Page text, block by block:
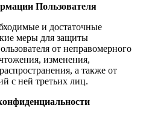
Пользователя
и достаточные
меры для защиты
от неправомерного
изменения,
а также от
с ней третьих лиц.